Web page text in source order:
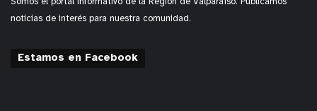
noticias de interés para nuestra comunidad.
Estamos en Facebook